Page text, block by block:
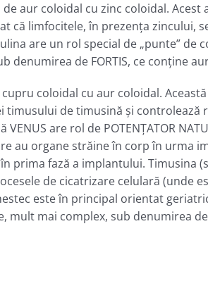
de aur coloidal cu zinc coloidal.
că limfocitele, în prezenţa zincului,
are un rol special de „punte” de
denumirea de FORTIS, ce conţine
cupru coloidal cu aur coloidal.
timusului de timusină şi
VENUS are rol de POTENŢATOR
au organe străine în corp în urma
prima fază a implantului. Timusina
de cicatrizare celulară (unde
este în principal orientat
mult mai complex, sub denumirea